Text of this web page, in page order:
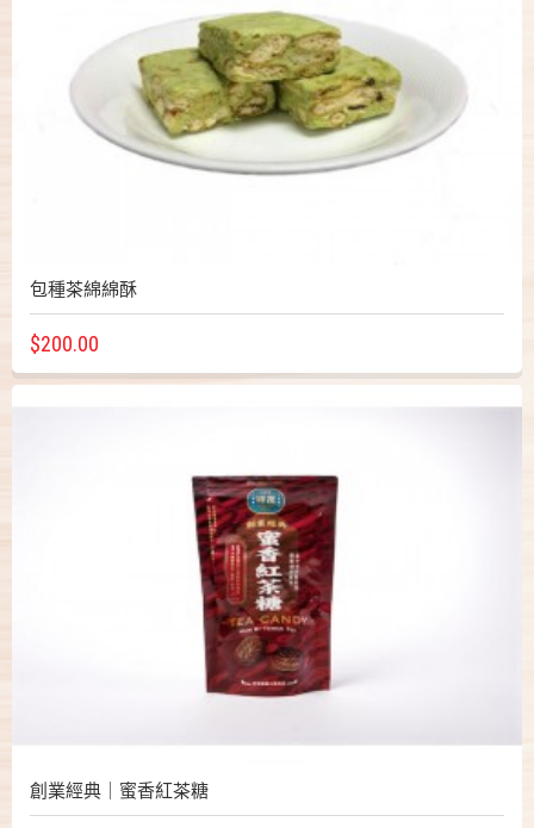
包種茶綿綿酥
$200.00
創業經典｜蜜香紅茶糖